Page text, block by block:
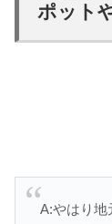
ポット
A:やはり地